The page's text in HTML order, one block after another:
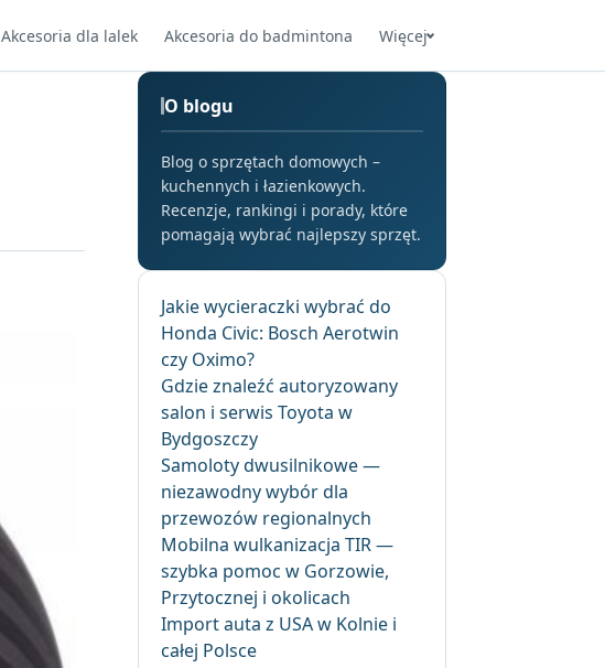
Akcesoria dla lalek Akcesoria do badmintona Więcej
O blogu
Blog o sprzętach domowych –
kuchennych i łazienkowych.
Recenzje, rankingi i porady, które
pomagają wybrać najlepszy sprzęt.
Jakie wycieraczki wybrać do
Honda Civic: Bosch Aerotwin
czy Oximo?
Gdzie znaleźć autoryzowany
salon i serwis Toyota w
Bydgoszczy
Samoloty dwusilnikowe —
niezawodny wybór dla
przewozów regionalnych
Mobilna wulkanizacja TIR —
szybka pomoc w Gorzowie,
Przytocznej i okolicach
Import auta z USA w Kolnie i
całej Polsce